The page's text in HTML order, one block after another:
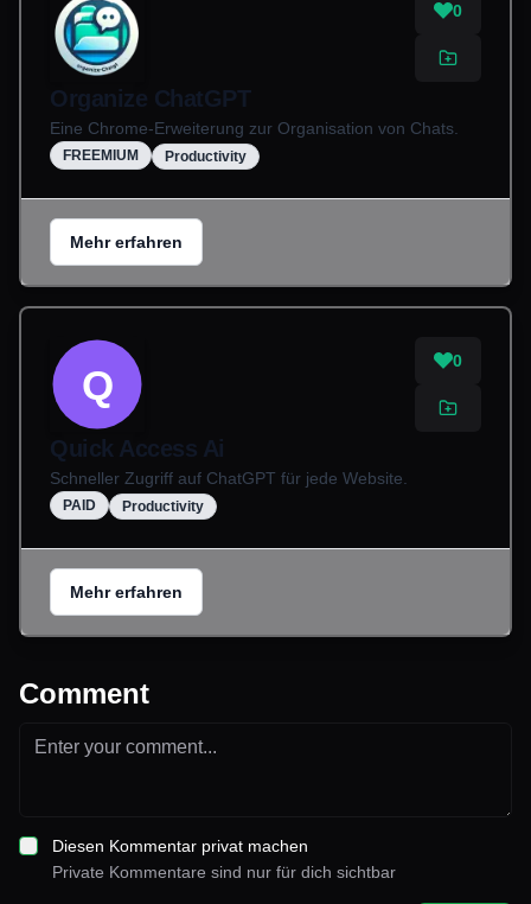
0
Organize ChatGPT
Eine Chrome-Erweiterung zur Organisation von Chats.
FREEMIUM Productivity
Mehr erfahren
Q
0
Quick Access Ai
Schneller Zugriff auf ChatGPT für jede Website.
PAID Productivity
Mehr erfahren
Comment
Diesen Kommentar privat machen
Private Kommentare sind nur für dich sichtbar